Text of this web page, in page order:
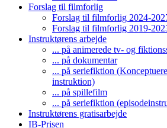
Forslag til filmforlig
Forslag til filmforlig 2024-
Forslag til filmforlig 2019-
Instruktørens arbejde
... på animerede tv- og
... på dokumentar
... på seriefiktion
instruktion)
... på spillefilm
... på seriefiktion
Instruktørens gratisarbejde
IB-Prisen